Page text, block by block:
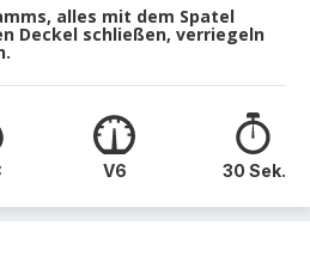
alles mit dem Spatel
Deckel schließen, verriegeln
V6 30 Sek.